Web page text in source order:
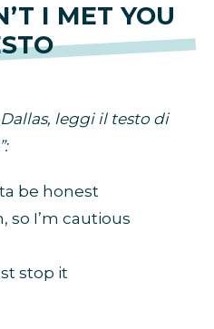
I MET YOU
leggi il testo di
be honest
so I’m cautious
stop it